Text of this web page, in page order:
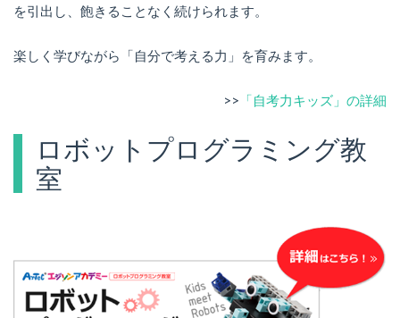
を引出し、飽きることなく続けられます。
楽しく学びながら「自分で考える力」を育みます。
>> 「自考力キッズ」の詳細
ロボットプログラミング教
室